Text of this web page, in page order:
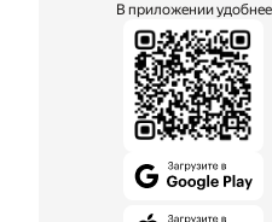
В приложении удобнее